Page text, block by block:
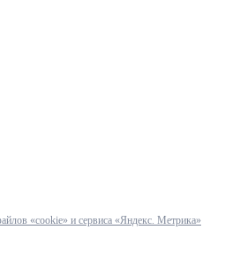
«cookie» и сервиса «Яндекс. Метрика»